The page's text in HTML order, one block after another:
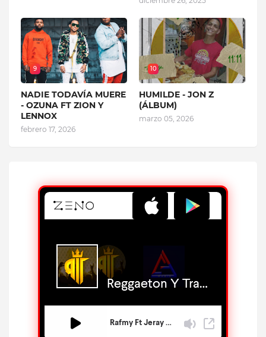
9
NADIE TODAVÍA MUERE
- OZUNA FT ZION Y
LENNOX
febrero 17, 2026
10
HUMILDE - JON Z
(ÁLBUM)
marzo 05, 2026